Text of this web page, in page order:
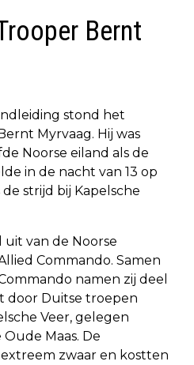
Bernt
stond het
Myrvaag. Hij was
Noorse eiland als de
in de nacht van 13 op
de strijd bij Kapelsche
uit van de Noorse
Commando. Samen
namen zij deel
door Duitse troepen
Veer, gelegen
Maas. De
zwaar en kostten